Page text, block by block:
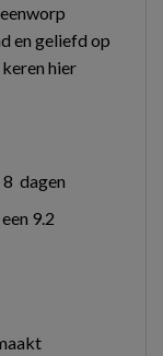
en geliefd op
hier
8 dagen
9.2